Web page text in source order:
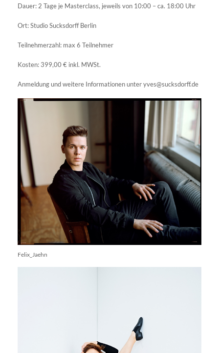
Dauer: 2 Tage je Masterclass, jeweils von 10:00 – ca. 18:00 Uhr
Ort: Studio Sucksdorff Berlin
Teilnehmerzahl: max 6 Teilnehmer
Kosten: 399,00 € inkl. MWSt.
Anmeldung und weitere Informationen unter yves@sucksdorff.de
Felix_Jaehn